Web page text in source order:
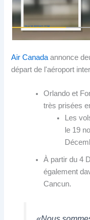
Air Canada annonce
départ de l'aéroport
Orlando et
très prisées
Les
le 19
À partir du 4
également
Cancun.